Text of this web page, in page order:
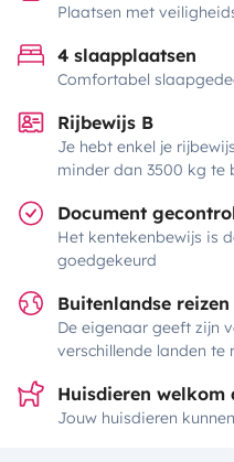
Plaatsen met
4 slaapplaatsen
Comfortabel
Rijbewijs B
Je hebt enkel je
minder dan 3500 kg te
Document
Het kentekenbewijs is
goedgekeurd
Buitenlandse
De eigenaar geeft zijn
verschillende landen te
Huisdieren welkom
Jouw huisdieren